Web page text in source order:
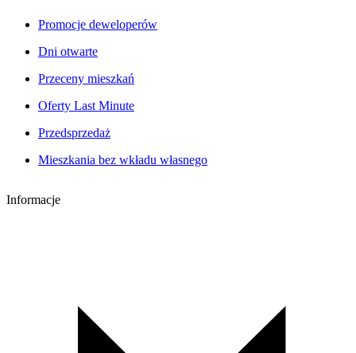
Promocje deweloperów
Dni otwarte
Przeceny mieszkań
Oferty Last Minute
Przedsprzedaż
Mieszkania bez wkładu własnego
Informacje